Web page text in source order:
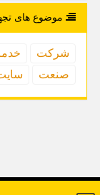
موضوع های
شركت
صنعت